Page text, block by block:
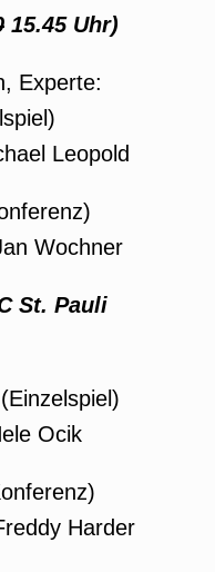
15.45 Uhr)
Experte:
Leopold
Wochner
St. Pauli
Ocik
Harder